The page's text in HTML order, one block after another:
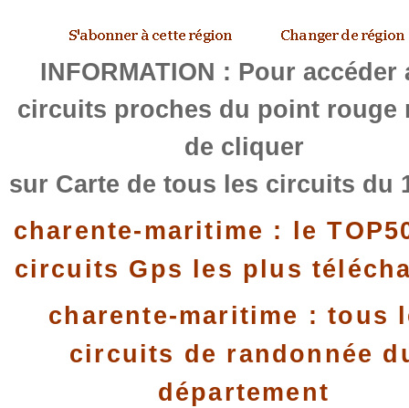
INFORMATION : Pour accéder
circuits proches du point rouge
de cliquer
sur Carte de tous les circuits du
charente-maritime : le
circuits Gps les plus
charente-maritime : tous
circuits de randonnée
département